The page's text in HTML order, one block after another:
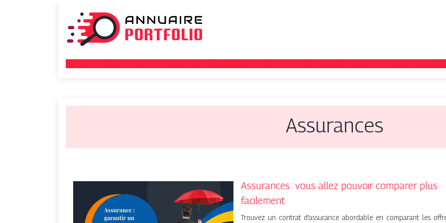
Assurances
Assurances : vous allez pouvoir comparer plus
facilement
Trouvez un contrat d’assurance abordable en comparant les